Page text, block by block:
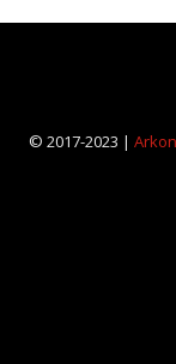
© 2017-2023 |